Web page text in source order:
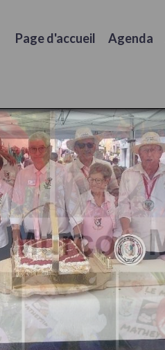
Page d'accueil Agenda